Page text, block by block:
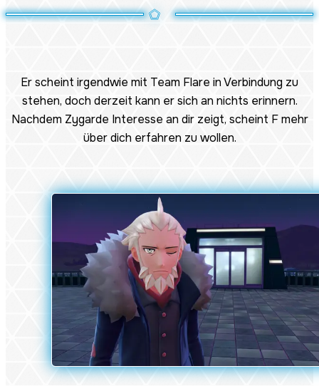
Er scheint irgendwie mit Team Flare in Verbindung zu
stehen, doch derzeit kann er sich an nichts erinnern.
Nachdem Zygarde Interesse an dir zeigt, scheint F mehr
über dich erfahren zu wollen.